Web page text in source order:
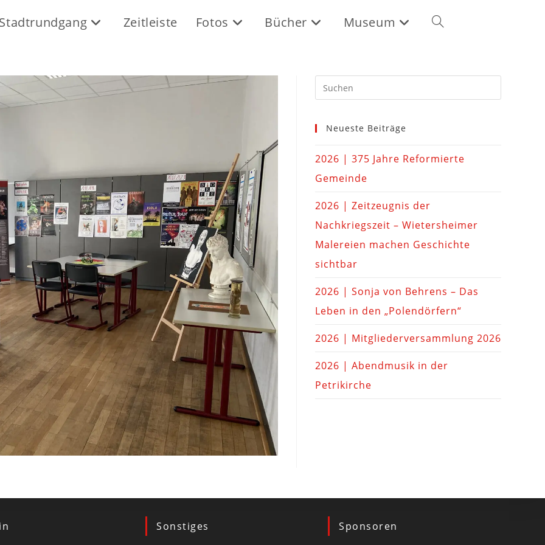
Zeitleiste Fotos Bücher Museum
Neueste Beiträge
2026 | 375 Jahre Reformierte
Gemeinde
2026 | Zeitzeugnis der
Nachkriegszeit – Wietersheimer
Malereien machen Geschichte
sichtbar
2026 | Sonja von Behrens – Das
Leben in den „Polendörfern“
2026 | Mitgliederversammlung 2026
2026 | Abendmusik in der
Petrikirche
Sonstiges Sponsoren